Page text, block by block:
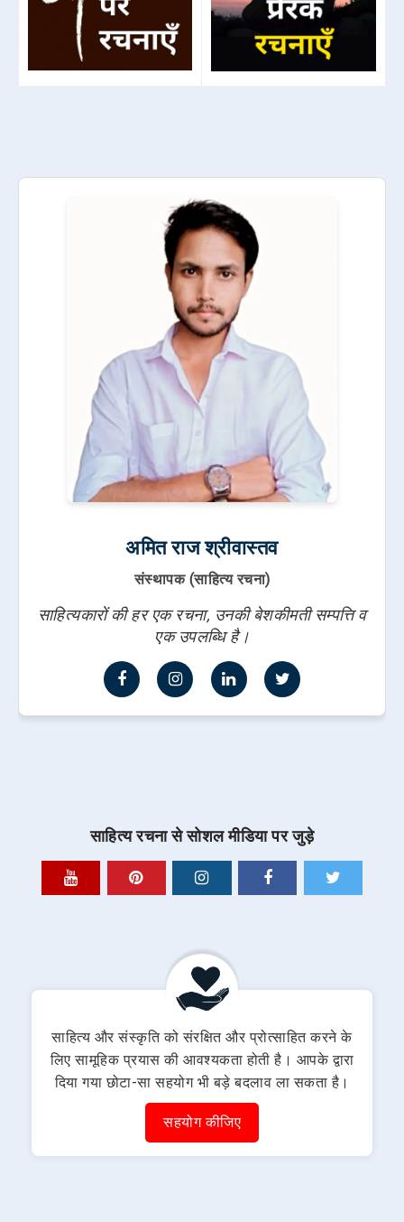
अमित राज श्रीवास्तव
संस्थापक (साहित्य रचना)
साहित्यकारों की हर एक रचना, उनकी बेशकीमती सम्पत्ति व
एक उपलब्धि है।
साहित्य रचना से सोशल मीडिया पर जुड़े
साहित्य और संस्कृति को संरक्षित और प्रोत्साहित करने के
लिए सामूहिक प्रयास की आवश्यकता होती है। आपके द्वारा
दिया गया छोटा-सा सहयोग भी बड़े बदलाव ला सकता है।
सहयोग कीजिए